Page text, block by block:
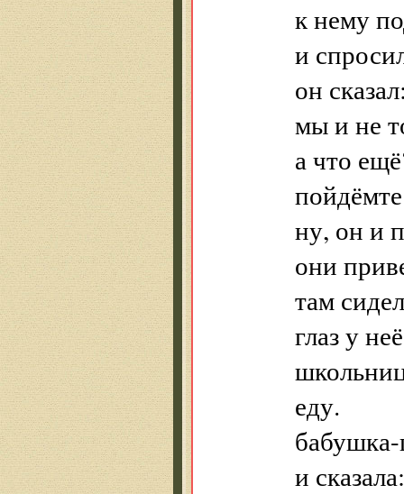
к нему
и
он
мы и не
а что
ну, он и
они
там
глаз у
еду.
бабушка-
и